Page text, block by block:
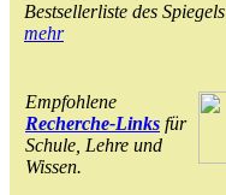
Bestsellerliste des Spiegels
mehr
Empfohlene
Recherche-Links für
Schule, Lehre und
Wissen.